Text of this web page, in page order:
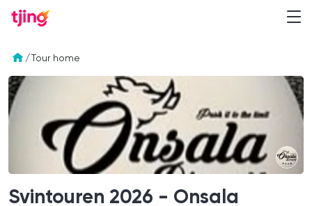
/Tour home
Svintouren 2026 - Onsala